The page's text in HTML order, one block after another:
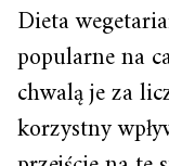
Dieta
popularne na
chwalą je za
korzystny